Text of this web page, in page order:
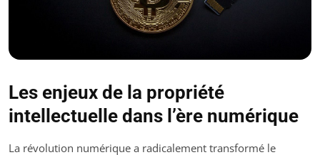
Les enjeux de la propriété
intellectuelle dans l’ère numérique
La révolution numérique a radicalement transformé le